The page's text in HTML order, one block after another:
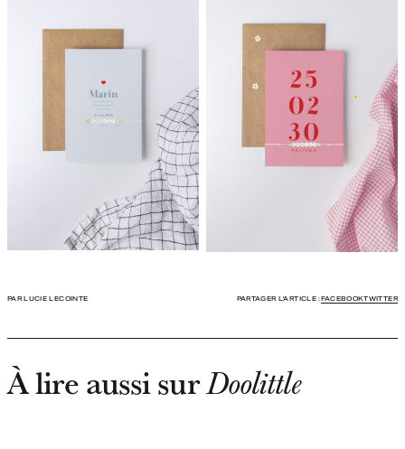
PAR LUCIE LECOINTE PARTAGER L'ARTICLE :FACEBOOKTWITTER
À lire aussi surDoolittle